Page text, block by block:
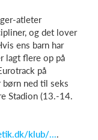
atleter
og det lover
ens barn har
lagt flere op på
på
børn ned til seks
Stadion (13.-14.
klub/....